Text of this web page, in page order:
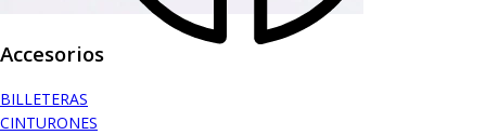
Accesorios
BILLETERAS
CINTURONES